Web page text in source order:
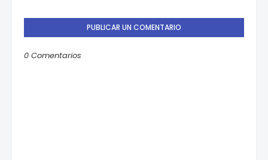
PUBLICAR UN COMENTARIO
0 Comentarios